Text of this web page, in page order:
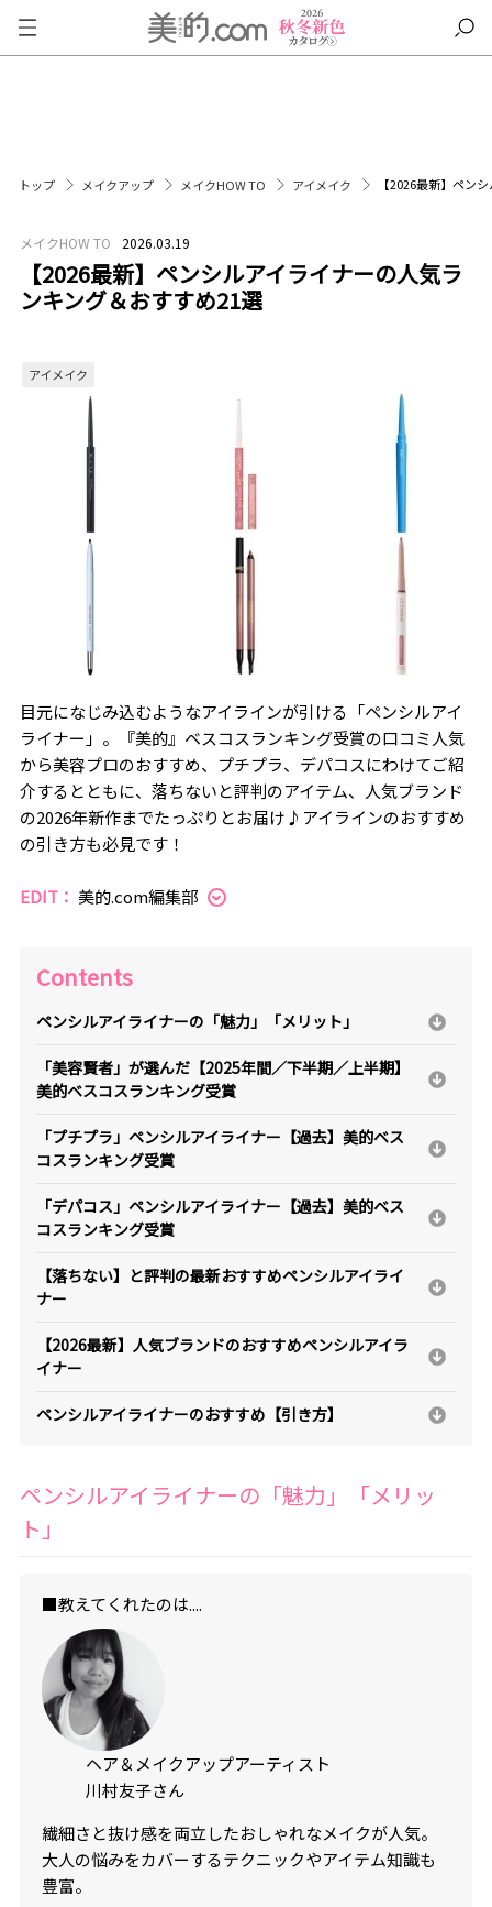
トップ メイクアップ メイクHOW TO アイメイク 【2026最新】ペン
メイクHOW TO 2026.03.19
【2026最新】ペンシルアイライナーの人気ラ
ンキング＆おすすめ21選
アイメイク
目元になじみ込むようなアイラインが引ける「ペンシルアイ
ライナー」。『美的』ベスコスランキング受賞の口コミ人気
から美容プロのおすすめ、プチプラ、デパコスにわけてご紹
介するとともに、落ちないと評判のアイテム、人気ブランド
の2026年新作までたっぷりとお届け♪アイラインのおすすめ
の引き方も必見です！
EDIT： 美的.com編集部
Contents
ペンシルアイライナーの「魅力」「メリット」
「美容賢者」が選んだ【2025年間／下半期／上半期】
美的ベスコスランキング受賞
「プチプラ」ペンシルアイライナー【過去】美的ベス
コスランキング受賞
「デパコス」ペンシルアイライナー【過去】美的ベス
コスランキング受賞
【落ちない】と評判の最新おすすめペンシルアイライ
ナー
【2026最新】人気ブランドのおすすめペンシルアイラ
イナー
ペンシルアイライナーのおすすめ【引き方】
ペンシルアイライナーの「魅力」「メリッ
ト」
■教えてくれたのは....
ヘア＆メイクアップアーティスト
川村友子さん
繊細さと抜け感を両立したおしゃれなメイクが人気。
大人の悩みをカバーするテクニックやアイテム知識も
豊富。